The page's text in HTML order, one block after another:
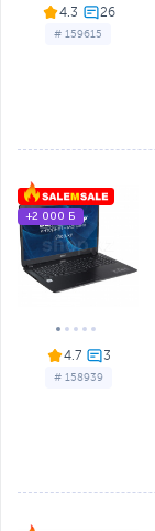
4.3
# 159615
4.7
# 158939
+2 000 Б